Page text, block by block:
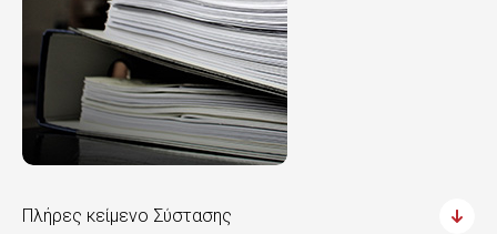
Πλήρες κείμενο Σύστασης